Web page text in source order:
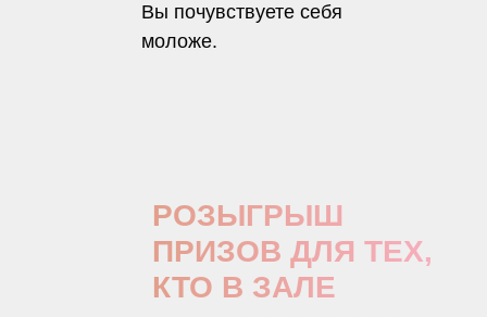
Вы почувствуете себя
моложе.
РОЗЫГРЫШ
ПРИЗОВ ДЛЯ ТЕХ,
КТО В ЗАЛЕ